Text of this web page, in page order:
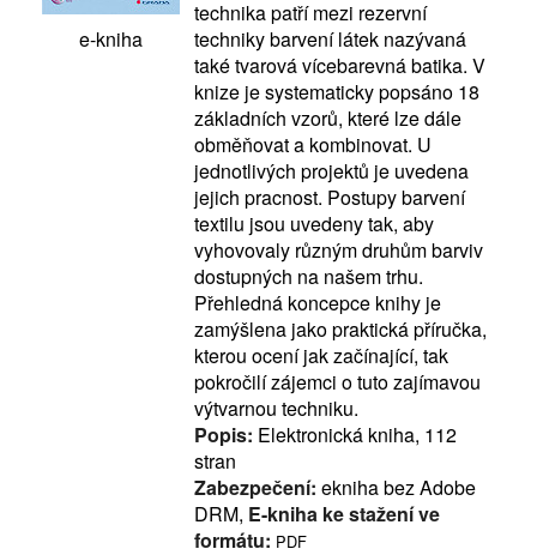
e-kniha
technika patří mezi rezervní
techniky barvení látek nazývaná
také tvarová vícebarevná batika. V
knize je systematicky popsáno 18
základních vzorů, které lze dále
obměňovat a kombinovat. U
jednotlivých projektů je uvedena
jejich pracnost. Postupy barvení
textilu jsou uvedeny tak, aby
vyhovovaly různým druhům barviv
dostupných na našem trhu.
Přehledná koncepce knihy je
zamýšlena jako praktická příručka,
kterou ocení jak začínající, tak
pokročilí zájemci o tuto zajímavou
výtvarnou techniku.
Popis: Elektronická kniha, 112
stran
Zabezpečení: ekniha bez Adobe
DRM, E-kniha ke stažení ve
formátu: PDF